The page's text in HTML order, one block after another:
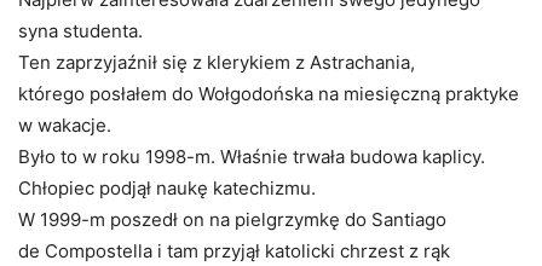
syna studenta.
Ten zaprzyjaźnił się z klerykiem z Astrachania,
którego posłałem do Wołgodońska na miesięczną praktyke
w wakacje.
Było to w roku 1998-m. Właśnie trwała budowa kaplicy.
Chłopiec podjął naukę katechizmu.
W 1999-m poszedł on na pielgrzymkę do Santiago
de Compostella i tam przyjął katolicki chrzest z rąk